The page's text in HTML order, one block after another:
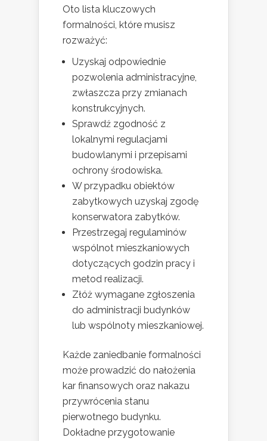
Oto lista kluczowych
formalności, które musisz
rozważyć:
Uzyskaj odpowiednie
pozwolenia administracyjne,
zwłaszcza przy zmianach
konstrukcyjnych.
Sprawdź zgodność z
lokalnymi regulacjami
budowlanymi i przepisami
ochrony środowiska.
W przypadku obiektów
zabytkowych uzyskaj zgodę
konserwatora zabytków.
Przestrzegaj regulaminów
wspólnot mieszkaniowych
dotyczących godzin pracy i
metod realizacji.
Złóż wymagane zgłoszenia
do administracji budynków
lub wspólnoty mieszkaniowej.
Każde zaniedbanie formalności
może prowadzić do nałożenia
kar finansowych oraz nakazu
przywrócenia stanu
pierwotnego budynku.
Dokładne przygotowanie